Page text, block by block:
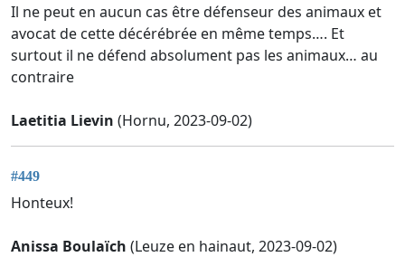
Il ne peut en aucun cas être défenseur des animaux et
avocat de cette décérébrée en même temps…. Et
surtout il ne défend absolument pas les animaux… au
contraire
Laetitia Lievin (Hornu, 2023-09-02)
#449
Honteux!
Anissa Boulaïch (Leuze en hainaut, 2023-09-02)